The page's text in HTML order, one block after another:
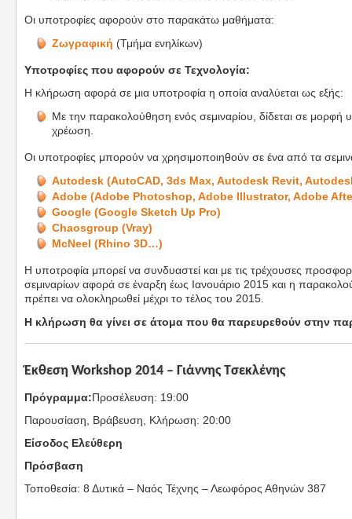
Οι υποτροφίες αφορούν στο παρακάτω μαθήματα:
Ζωγραφική (Τμήμα ενηλίκων)
Υποτροφίες που αφορούν σε Τεχνολογία:
Η κλήρωση αφορά σε μια υποτροφία η οποία αναλύεται ως εξής:
Με την παρακολούθηση ενός σεμιναρίου, δίδεται σε μορφή
χρέωση.
Οι υποτροφίες μπορούν να χρησιμοποιηθούν σε ένα από τα
Autodesk (AutoCAD, 3ds Max, Autodesk Revit,
Adobe (Adobe Photoshop, Adobe Illustrator, Adobe
Google (Google Sketch Up Pro)
Chaosgroup (Vray)
McNeel (Rhino 3D…)
Η υποτροφία μπορεί να συνδυαστεί και με τις τρέχουσες
σεμιναρίων αφορά σε έναρξη έως Ιανουάριο 2015 και η
πρέπει να ολοκληρωθεί μέχρι το τέλος του 2015.
Η κλήρωση θα γίνει σε άτομα που θα παρευρεθούν στην
Έκθεση Workshop 2014 – Γιάννης Τσεκλένης
Πρόγραμμα:Προσέλευση: 19:00
Παρουσίαση, Βράβευση, Κλήρωση: 20:00
Είσοδος Ελεύθερη
Πρόσβαση
Τοποθεσία: 8 Δυτικά – Ναός Τέχνης – Λεωφόρος Αθηνών 387